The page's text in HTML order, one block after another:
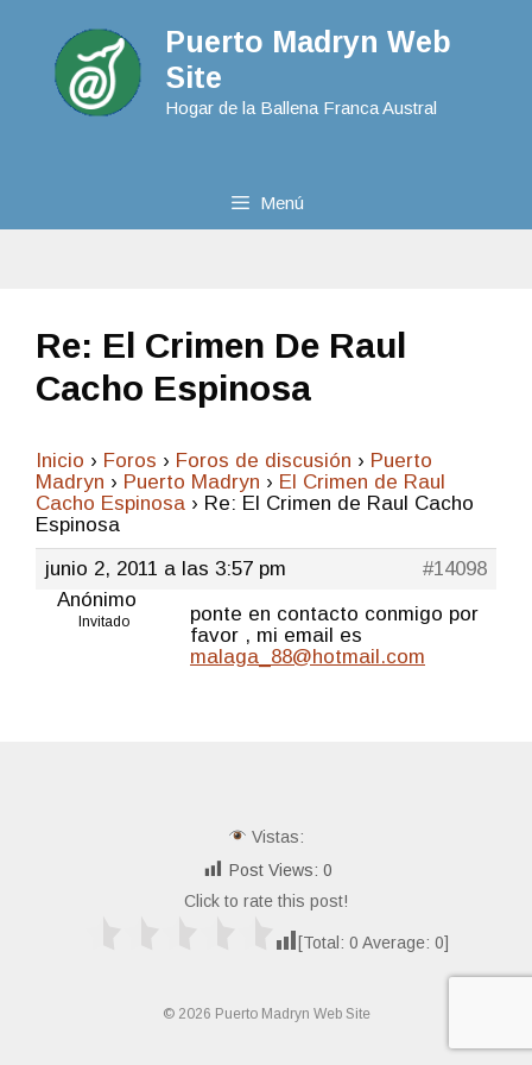
Puerto Madryn Web
Site
Hogar de la Ballena Franca Austral
Menú
Re: El Crimen De Raul
Cacho Espinosa
Inicio › Foros › Foros de discusión › Puerto
Madryn › Puerto Madryn › El Crimen de Raul
Cacho Espinosa › Re: El Crimen de Raul Cacho
Espinosa
junio 2, 2011 a las 3:57 pm
#14098
Anónimo
Invitado
ponte en contacto conmigo por
favor , mi email es
malaga_88@hotmail.com
Vistas:
Post Views: 0
Click to rate this post!
[Total: 0 Average: 0]
© 2026 Puerto Madryn Web Site